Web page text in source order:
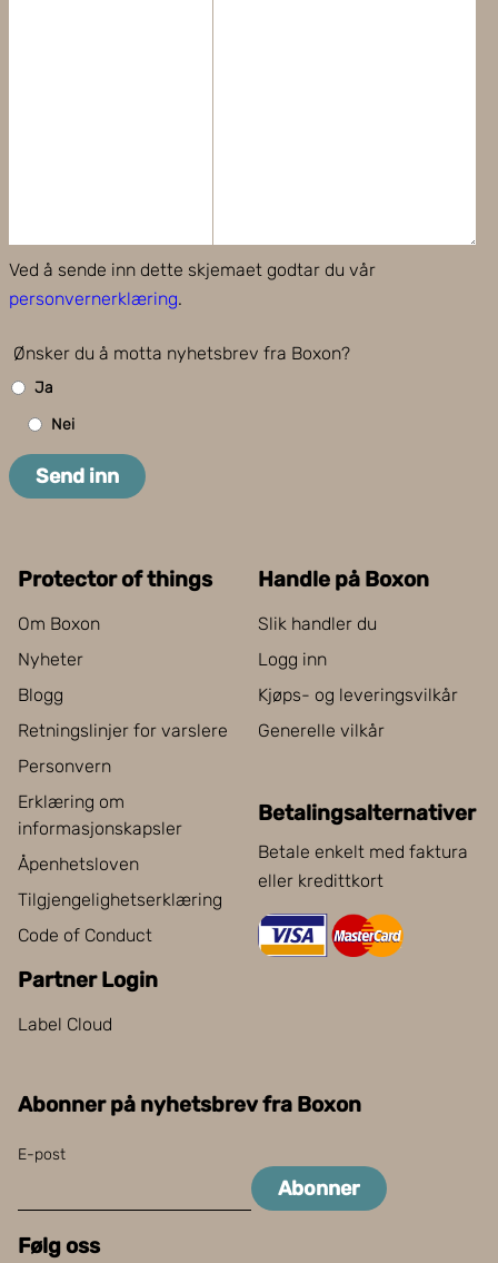
Ved å sende inn dette skjemaet godtar du vår
personvernerklæring.
Ønsker du å motta nyhetsbrev fra Boxon?
Ja
Nei
Send inn
Protector of things
Om Boxon
Nyheter
Blogg
Retningslinjer for varslere
Personvern
Erklæring om
informasjonskapsler
Åpenhetsloven
Tilgjengelighetserklæring
Code of Conduct
Partner Login
Label Cloud
Handle på Boxon
Slik handler du
Logg inn
Kjøps- og leveringsvilkår
Generelle vilkår
Betalingsalternativer
Betale enkelt med faktura
eller kredittkort
Abonner på nyhetsbrev fra Boxon
E-post
Abonner
Følg oss